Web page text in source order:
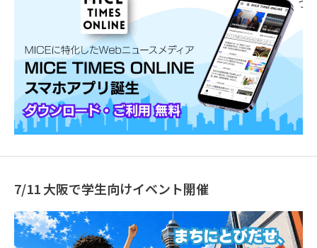
7/11 大阪で学生向けイベント開催